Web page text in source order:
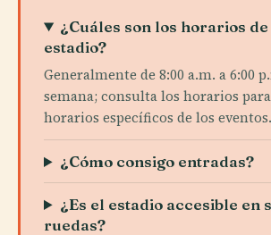
¿Cuáles son los horarios
estadio?
Generalmente de 8:00 a.m. a 6:00
semana; consulta los horarios
horarios específicos de los eventos.
¿Cómo consigo entradas?
¿Es el estadio accesible en
ruedas?